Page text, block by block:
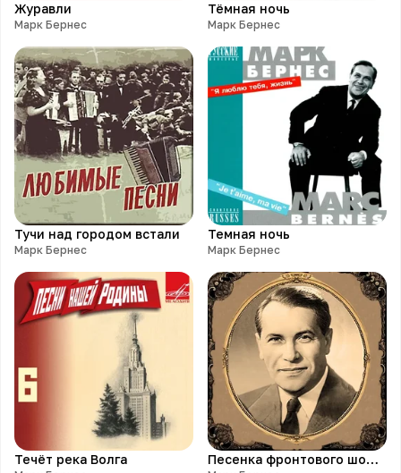
Журавли
Марк Бернес
Тёмная ночь
Марк Бернес
Тучи над городом встали
Марк Бернес
Темная ночь
Марк Бернес
Течёт река Волга Песенка фронтового шофёра